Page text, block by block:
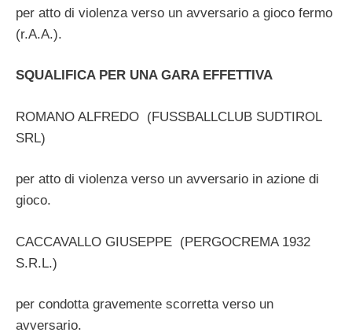
per atto di violenza verso un avversario a gioco fermo
(r.A.A.).
SQUALIFICA PER UNA GARA EFFETTIVA
ROMANO ALFREDO (FUSSBALLCLUB SUDTIROL
SRL)
per atto di violenza verso un avversario in azione di
gioco.
CACCAVALLO GIUSEPPE (PERGOCREMA 1932
S.R.L.)
per condotta gravemente scorretta verso un
avversario.